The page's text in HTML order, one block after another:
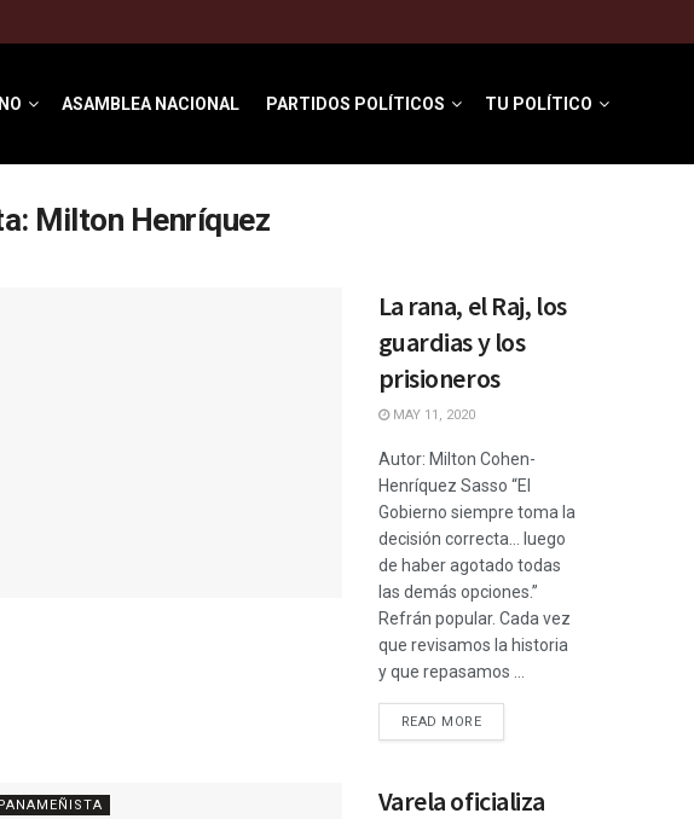
ASAMBLEA NACIONAL PARTIDOS POLÍTICOS TU POLÍTICO
Milton Henríquez
La rana, el Raj, los
guardias y los
prisioneros
MAY 11, 2020
Autor: Milton Cohen-
Henríquez Sasso “El
Gobierno siempre toma la
decisión correcta… luego
de haber agotado todas
las demás opciones.”
Refrán popular. Cada vez
que revisamos la historia
y que repasamos ...
READ MORE
Varela oficializa